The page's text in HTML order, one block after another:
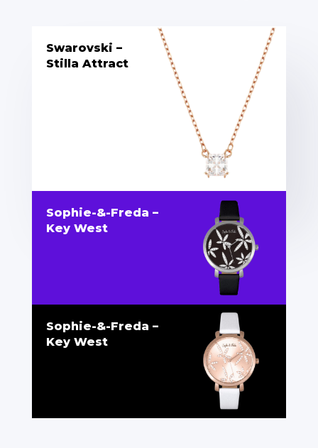
Swarovski –
Stilla Attract
Sophie-&-Freda –
Key West
Sophie-&-Freda –
Key West